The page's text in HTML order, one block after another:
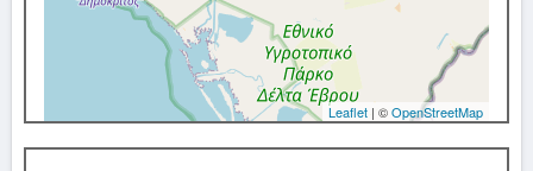
Leaflet | ©OpenStreetMap